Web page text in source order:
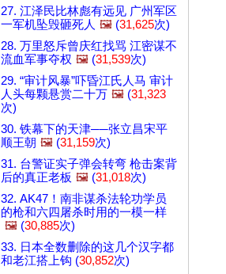
27. 江泽民比林彪有远见 广州军区
一军机坠毁砸死人 🖼️ (31,625次)
28. 万里怒斥曾庆红找骂 江密谋不
流血军事夺权 🖼️ (31,539次)
29. “审计风暴”吓昏江氏人马 审计
人头每颗悬赏二十万 🖼️ (31,323
次)
30. 铁幕下的天津──张立昌宋平
顺王朝 🖼️ (31,159次)
31. 台警证实子弹会转弯 枪击案背
后的真正老板 🖼️ (31,018次)
32. AK47！南非谋杀法轮功学员
的枪和六四屠杀时用的一模一样
🖼️ (30,885次)
33. 日本全数删除的这几个汉字都
和老江搭上钩 (30,852次)